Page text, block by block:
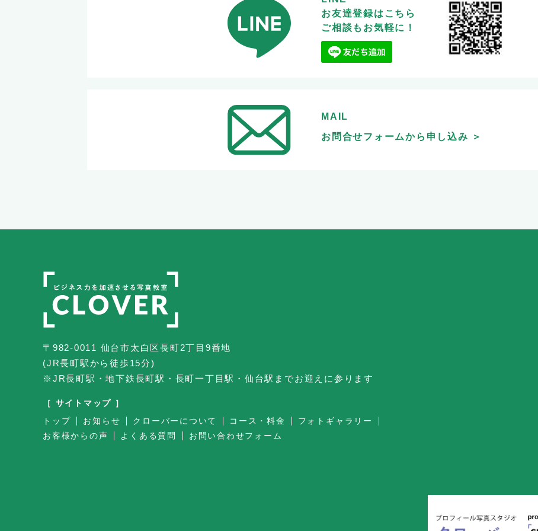
お友達登録はこちら
ご相談もお気軽に！
MAIL
お問合せフォームから申し込み ＞
〒982-0011 仙台市太白区長町2丁目9番地
(JR長町駅から徒歩15分)
※JR長町駅・地下鉄長町駅・長町一丁目駅・仙台駅までお迎えに参ります
［ サイトマップ ］
トップ
お知らせ クローバーについて コース・料金
フォトギャラリー
お客様からの声
よくある質問 お問い合わせフォーム